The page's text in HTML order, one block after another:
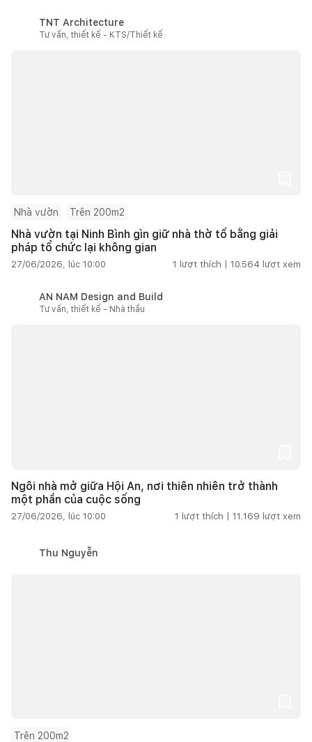
TNT Architecture
Tư vấn, thiết kế - KTS/Thiết kế
Nhà vườn Trên 200m2
Nhà vườn tại Ninh Bình gìn giữ nhà thờ tổ bằng giải
pháp tổ chức lại không gian
27/06/2026, lúc 10:00 1 lượt thích | 10.564 lượt xem
AN NAM Design and Build
Tư vấn, thiết kế - Nhà thầu
Ngôi nhà mở giữa Hội An, nơi thiên nhiên trở thành
một phần của cuộc sống
27/06/2026, lúc 10:00 1 lượt thích | 11.169 lượt xem
Thu Nguyễn
Trên 200m2